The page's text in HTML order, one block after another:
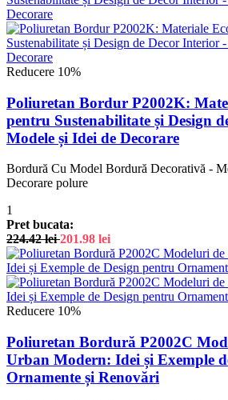
Reducere 10%
Poliuretan Bordur P2002K:
pentru Sustenabilitate și Design
Modele și Idei de Decorare
Bordură Cu Model Bordură Decorativă -
Decorare polure
1
Pret bucata:
224.42lei 201.98 lei
Reducere 10%
Poliuretan Bordură P2002C
Urban Modern: Idei și Exemple
Ornamente și Renovări